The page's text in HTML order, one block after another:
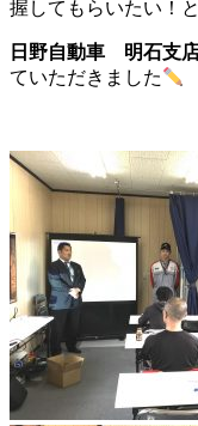
握してもらいたい！
日野自動車 明石支
ていただきました